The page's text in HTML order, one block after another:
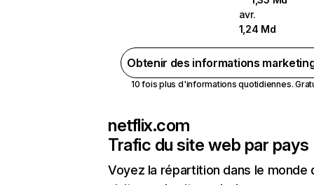
avr.
1,24 Md
Obtenir des informations
10 fois plus d'informations quotidiennes.
netflix.com
Trafic du site web par pays
Voyez la répartition dans le monde